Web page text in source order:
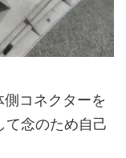
コネクターを
て念のため自己